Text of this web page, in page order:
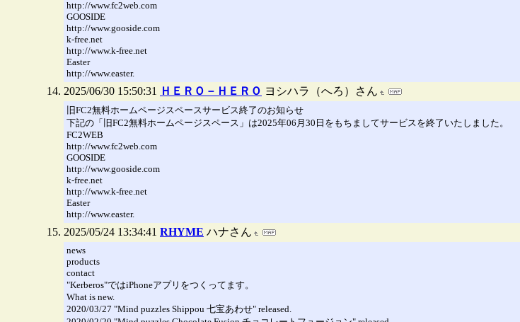
http://www.fc2web.com
GOOSIDE
http://www.gooside.com
k-free.net
http://www.k-free.net
Easter
http://www.easter.
2025/06/30 15:50:31 ＨＥＲＯ－ＨＥＲＯ ヨシハラ（へろ）さん
旧FC2無料ホームページスペースサービス終了のお知らせ
下記の「旧FC2無料ホームページスペース」は2025年06月30日をもちましてサービスを終了いたしました。
FC2WEB
http://www.fc2web.com
GOOSIDE
http://www.gooside.com
k-free.net
http://www.k-free.net
Easter
http://www.easter.
2025/05/24 13:34:41 RHYME ハナさん
news
products
contact
"Kerberos"ではiPhoneアプリをつくってます。
What is new.
2020/03/27 "Mind puzzles Shippou 七宝あわせ" released.